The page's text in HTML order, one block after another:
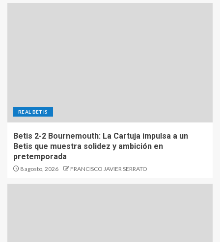
REAL BETIS
Betis 2-2 Bournemouth: La Cartuja impulsa a un
Betis que muestra solidez y ambición en
pretemporada
8 agosto, 2026 FRANCISCO JAVIER SERRATO